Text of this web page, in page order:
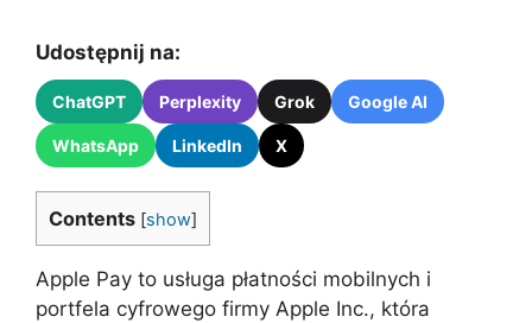
Udostępnij na:
ChatGPT Perplexity Grok Google AI
WhatsApp LinkedIn X
Contents [show]
Apple Pay to usługa płatności mobilnych i
portfela cyfrowego firmy Apple Inc., która